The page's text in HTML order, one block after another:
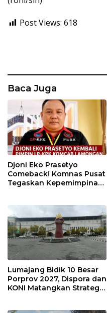
Post Views: 618
Baca Juga
Djoni Eko Prasetyo
Comeback! Komnas Pusat
Tegaskan Kepemimpinan
Lumajang Bidik 10 Besar
Porprov 2027, Dispora dan
KONI Matangkan Strategi